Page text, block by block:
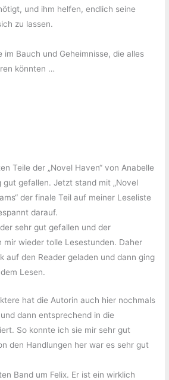
und ihm helfen, endlich seine
zu lassen.
im Bauch und Geheimnisse, die alles
könnten …
Teile der „Novel Haven“ von Anabelle
gut gefallen. Jetzt stand mit „Novel
der finale Teil auf meiner Leseliste
darauf.
sehr gut gefallen und der
mir wieder tolle Lesestunden. Daher
auf den Reader geladen und dann ging
Lesen.
hat die Autorin auch hier nochmals
dann entsprechend in die
So konnte ich sie mir sehr gut
den Handlungen her war es sehr gut
Band um Felix. Er ist ein wirklich